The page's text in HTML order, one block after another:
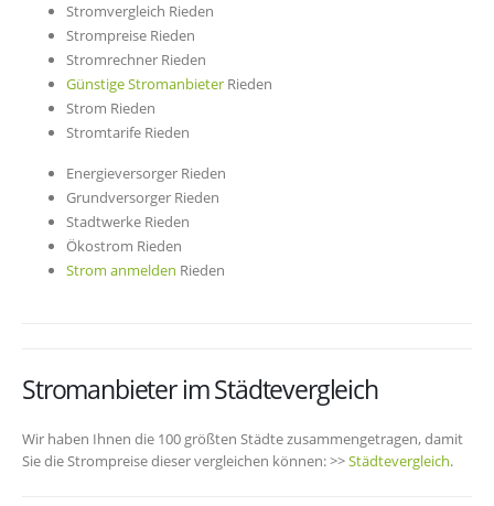
Stromvergleich Rieden
Strompreise Rieden
Stromrechner Rieden
Günstige Stromanbieter Rieden
Strom Rieden
Stromtarife Rieden
Energieversorger Rieden
Grundversorger Rieden
Stadtwerke Rieden
Ökostrom Rieden
Strom anmelden Rieden
Stromanbieter im Städtevergleich
Wir haben Ihnen die 100 größten Städte zusammengetragen, damit
Sie die Strompreise dieser vergleichen können: >>Städtevergleich.